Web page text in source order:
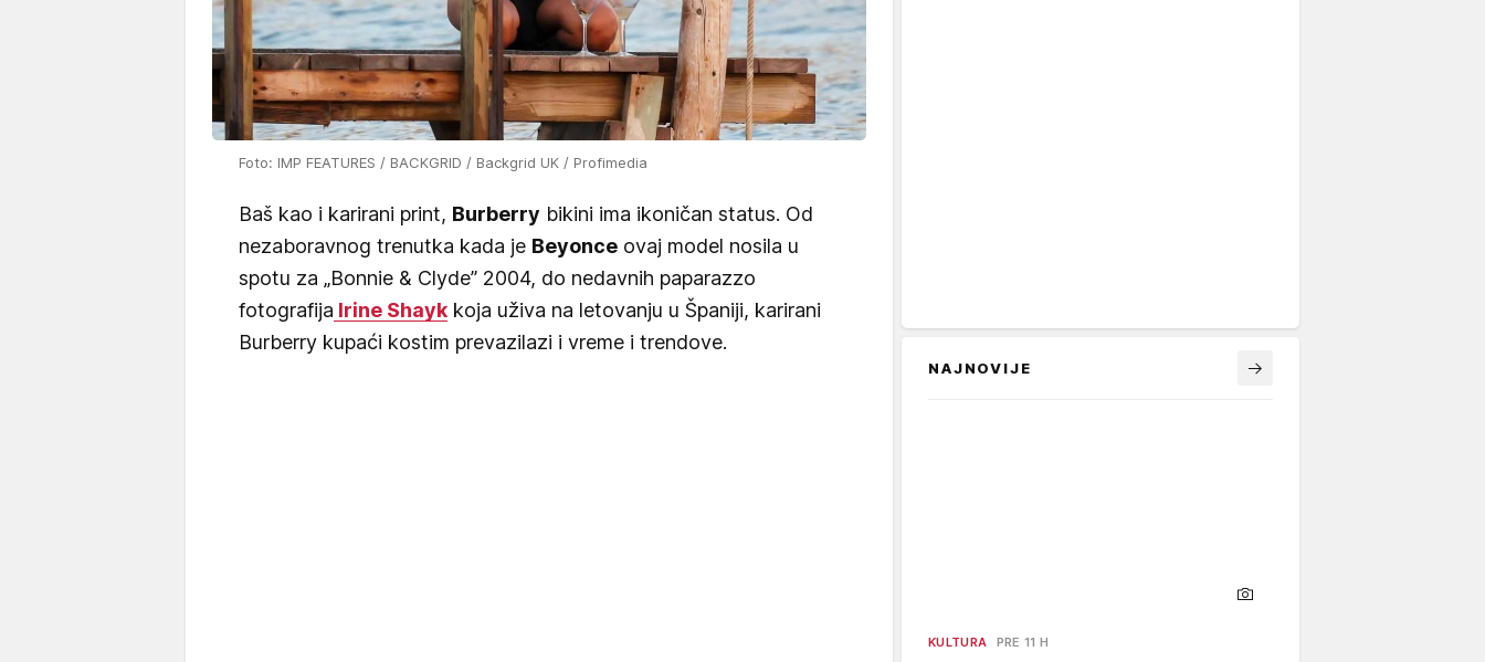
Foto: IMP FEATURES / BACKGRID / Backgrid UK / Profimedia
Baš kao i karirani print, Burberry bikini ima ikoničan status. Od
nezaboravnog trenutka kada je Beyonce ovaj model nosila u
spotu za „Bonnie & Clyde” 2004, do nedavnih paparazzo
fotografija Irine Shayk koja uživa na letovanju u Španiji, karirani
Burberry kupaći kostim prevazilazi i vreme i trendove.
NAJNOVIJE
KULTURA PRE 11 H